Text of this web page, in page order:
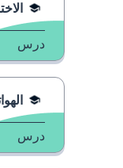
درس
درس